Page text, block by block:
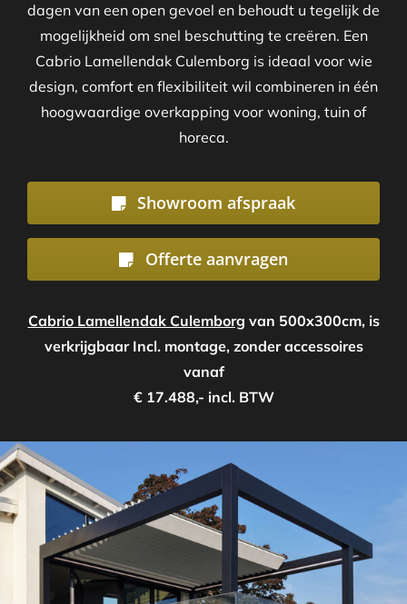
dagen van een open gevoel en behoudt u tegelijk de
mogelijkheid om snel beschutting te creëren. Een
Cabrio Lamellendak Culemborg is ideaal voor wie
design, comfort en flexibiliteit wil combineren in één
hoogwaardige overkapping voor woning, tuin of
horeca.
Showroom afspraak
Offerte aanvragen
Cabrio Lamellendak Culemborg van 500x300cm, is
verkrijgbaar Incl. montage, zonder accessoires
vanaf
€ 17.488,- incl. BTW